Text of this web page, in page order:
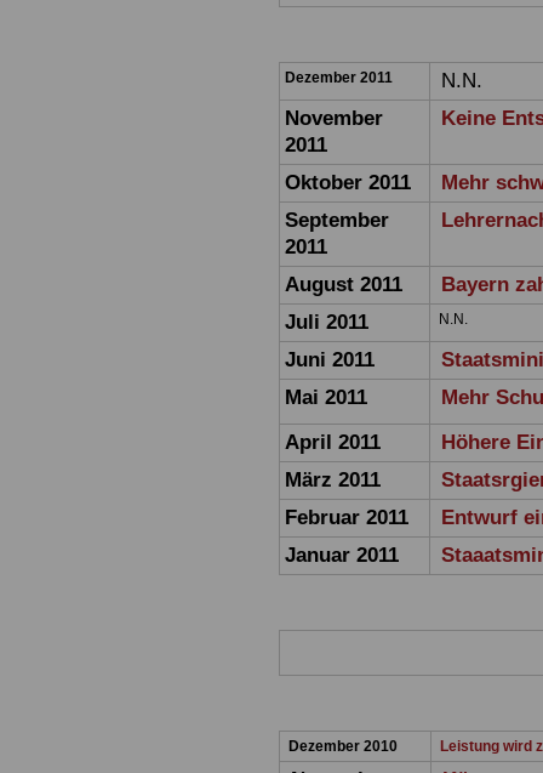
Dezember 2011
N.N.
November
2011
Keine
Oktober 2011
Mehr
September
2011
August 2011
Bayern
Juli 2011
N.N.
Juni 2011
Mai 2011
Mehr
April 2011
Höhere
März 2011
Februar 2011
Entwurf
Januar 2011
Dezember 2010 Leistung wird